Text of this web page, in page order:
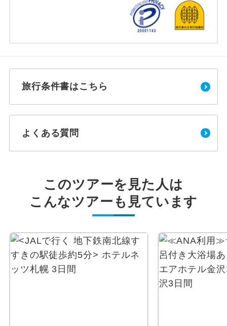
旅行条件書はこちら
よくある質問
このツアーを見た人は
こんなツアーも見ています